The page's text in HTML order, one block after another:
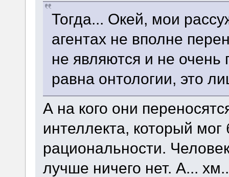
Тогда... Окей, мои
агентах не вполне
не являются и не
равна онтологии, это
А на кого они
интеллекта, который
рациональности.
лучше ничего нет. А...